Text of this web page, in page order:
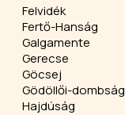
Felvidék
Fertő-Hanság
Galgamente
Gerecse
Göcsej
Gödöllői-dombság
Hajdúság